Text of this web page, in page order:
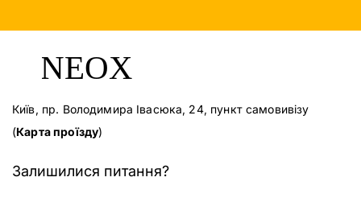
Київ, пр. Володимира Івасюка, 24, пункт самовивізу
(Карта проїзду)
Залишилися питання?